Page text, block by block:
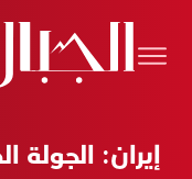
إيران: